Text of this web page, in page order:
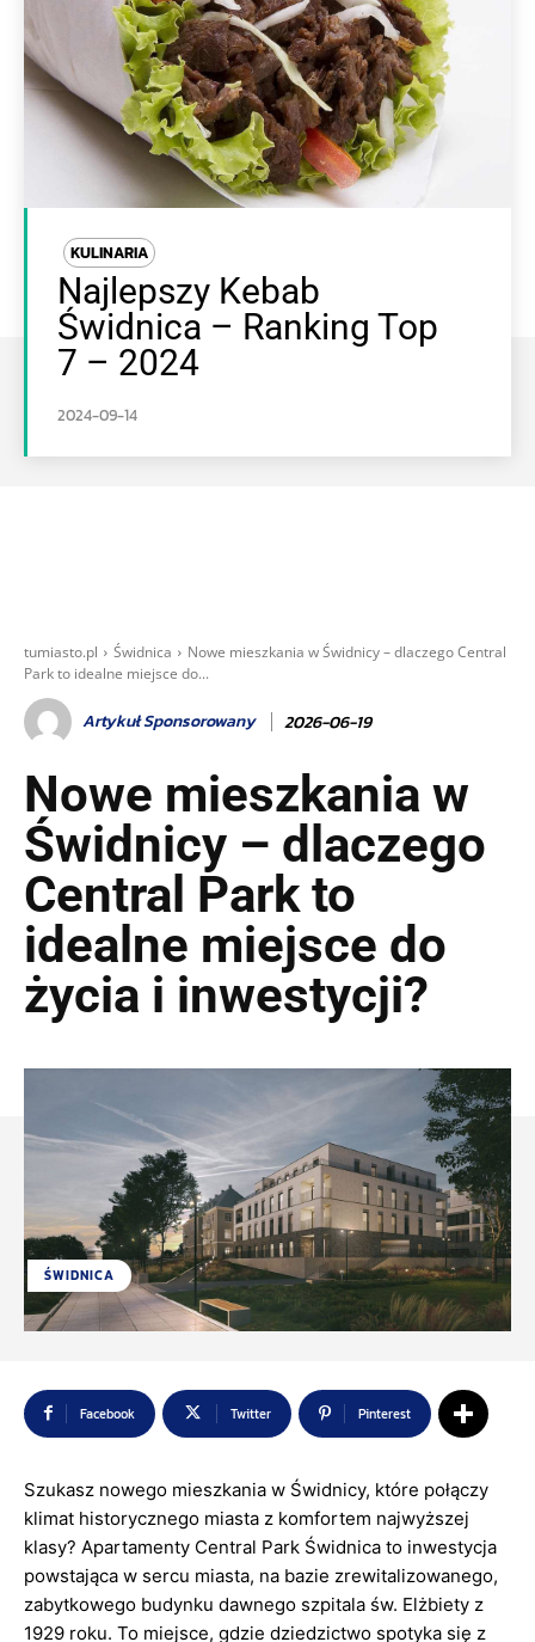
KULINARIA
Najlepszy Kebab
Świdnica – Ranking Top
7 – 2024
2024-09-14